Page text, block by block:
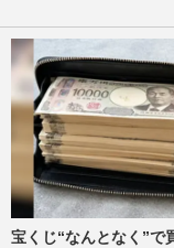
子
週刊
宝くじ“なんとなく”で